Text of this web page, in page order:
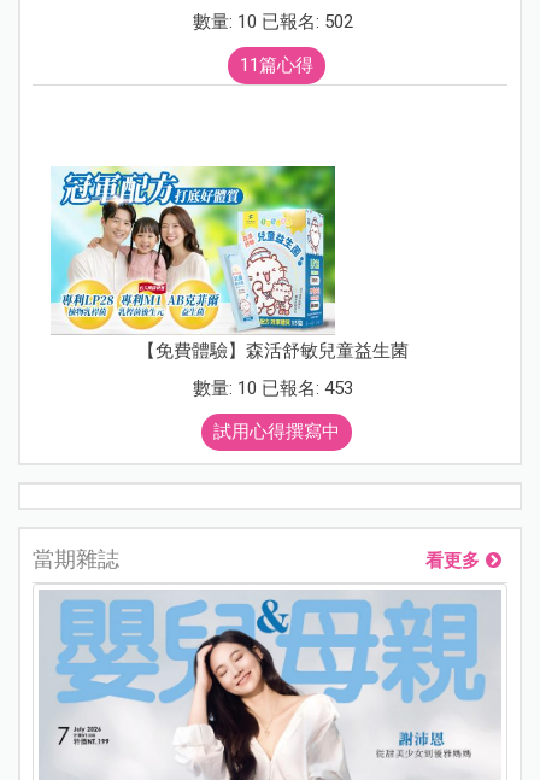
數量: 10 已報名: 502
11篇心得
【免費體驗】森活舒敏兒童益生菌
數量: 10 已報名: 453
試用心得撰寫中
當期雜誌 看更多